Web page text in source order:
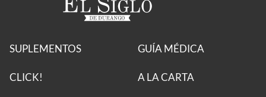
SUPLEMENTOS
CLICK!
GUÍA MÉDICA
A LA CARTA